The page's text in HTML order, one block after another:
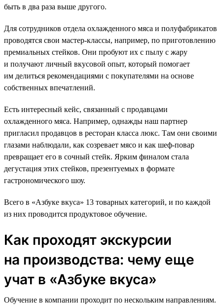
быть в два раза выше другого.
Для сотрудников отдела охлажденного мяса и полуфабрикатов
проводятся свои мастер-классы, например, по приготовлению
премиальных стейков. Они пробуют их с пылу с жару
и получают личный вкусовой опыт, который помогает
им делиться рекомендациями с покупателями на основе
собственных впечатлений.
Есть интересный кейс, связанный с продавцами
охлажденного мяса. Например, однажды наш партнер
пригласил продавцов в ресторан класса люкс. Там они своими
глазами наблюдали, как созревает мясо и как шеф-повар
превращает его в сочный стейк. Ярким финалом стала
дегустация этих стейков, презентуемых в формате
гастрономического шоу.
Всего в «Азбуке вкуса» 13 товарных категорий, и по каждой
из них проводится продуктовое обучение.
Как проходят экскурсии
на производства: чему еще
учат в «Азбуке вкуса»
Обучение в компании проходит по нескольким направлениям.